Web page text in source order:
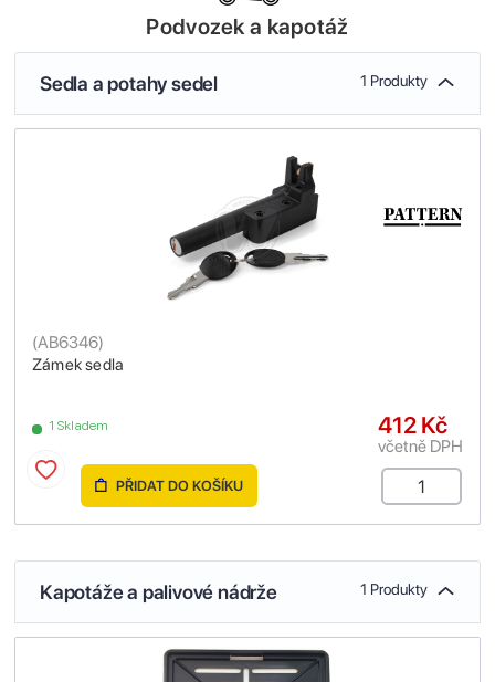
Podvozek a kapotáž
Sedla a potahy sedel 1 Produkty
Zámek sedla
(AB6346)
1 Skladem 412 Kč
včetně DPH
PŘIDAT DO KOŠÍKU
Kapotáže a palivové nádrže 1 Produkty